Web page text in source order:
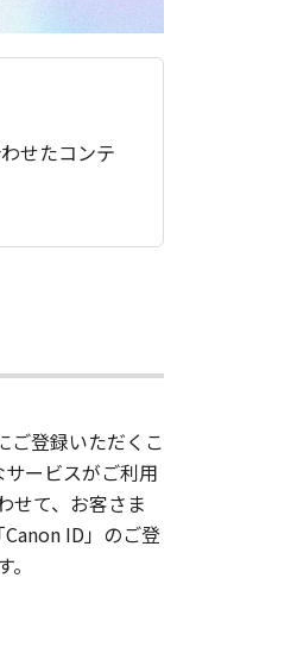
せたコンテ
ご登録いただくこ
ービスがご利用
せて、お客さま
ID」のご登